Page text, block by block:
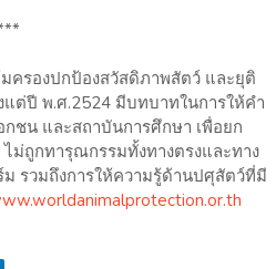
ครองปกป้องสวัสดิภาพสัตว์ และยุติ
ต่ปี พ.ศ.2524 มีบทบาทในการให้คำ
ชน และสถาบันการศึกษา เพื่อยก
ม่ถูกทารุณกรรมทั้งทางตรงและทาง
รวมถึงการให้ความรู้ด้านปศุสัตว์ที่มี